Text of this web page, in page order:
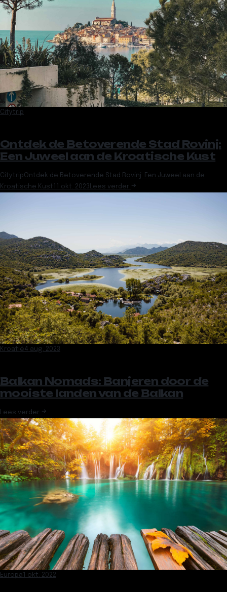
Citytrip
Ontdek de Betoverende Stad Rovinj:
Een Juweel aan de Kroatische Kust
CitytripOntdek de Betoverende Stad Rovinj: Een Juweel aan de
Kroatische Kust 11 okt. 2023 Lees verder
Kroatië4 aug. 2023
Balkan Nomads: Banjeren door de
mooiste landen van de Balkan
Lees verder
Europa1 okt. 2022